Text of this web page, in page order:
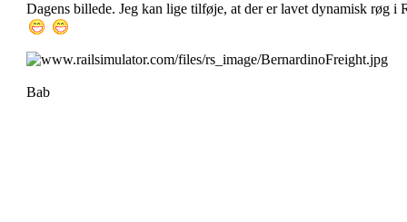
Dagens billede. Jeg kan lige tilføje, at der er lavet dynamisk røg
Bab